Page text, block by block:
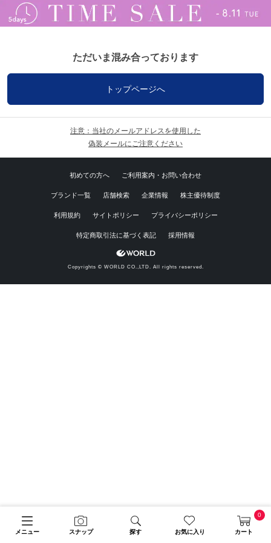
メニュー スナップ 探す お気に入り カート
0
ただいま混み合っております
トップページへ
注意：当社のメールアドレスを使用した
偽装メールにご注意ください
初めての方へ ご利用案内・お問い合わせ
ブランド一覧 店舗検索 企業情報 株主優待制度
利用規約 サイトポリシー プライバシーポリシー
特定商取引法に基づく表記 採用情報
Copyrights © WORLD CO.,LTD. All rights reserved.